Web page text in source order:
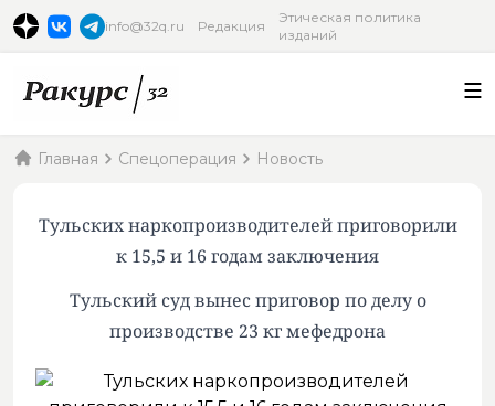
info@32q.ru Редакция
Этическая политика
изданий
Главная Спецоперация Новость
Тульских наркопроизводителей приговорили
к 15,5 и 16 годам заключения
Тульский суд вынес приговор по делу о
производстве 23 кг мефедрона